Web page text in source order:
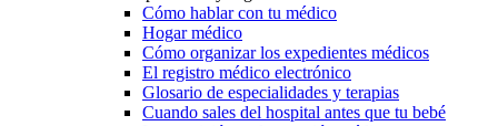
Cómo hablar con tu médico
Hogar médico
Cómo organizar los expedientes médicos
El registro médico electrónico
Glosario de especialidades y terapias
Cuando sales del hospital antes que tu bebé